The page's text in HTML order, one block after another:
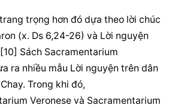
trọng hơn đó dựa theo lời chúc
(x. Ds 6,24-26) và Lời nguyện
Sách Sacramentarium
ra nhiều mẫu Lời nguyện trên dân
Trong khi đó,
Veronese và Sacramentarium